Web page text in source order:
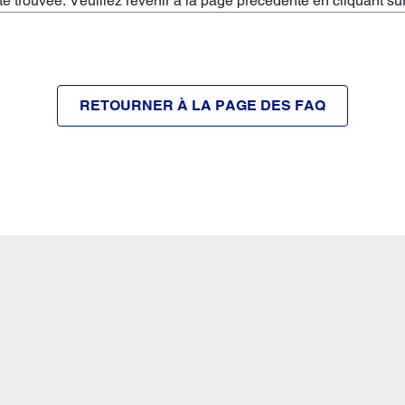
RETOURNER À LA PAGE DES FAQ